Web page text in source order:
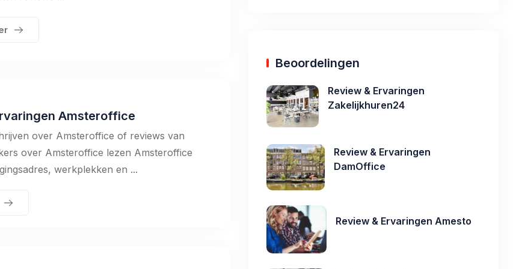
Amsteroffice
over Amsteroffice of reviews van
over Amsteroffice lezen Amsteroffice
werkplekken en ...
Beoordelingen
Review & Ervaringen
Zakelijkhuren24
Review & Ervaringen
DamOffice
Review & Ervaringen Amesto